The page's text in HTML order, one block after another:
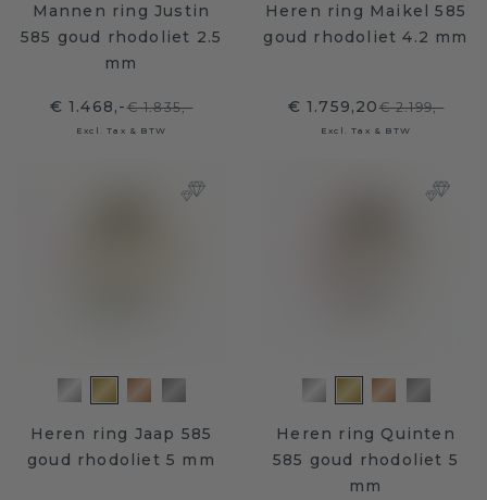
Mannen ring Justin
585 goud rhodoliet 2.5
mm
€ 1.468,-€ 1.835,-
Excl. Tax & BTW
Heren ring Maikel 585
goud rhodoliet 4.2 mm
€ 1.759,20€ 2.199,-
Excl. Tax & BTW
Heren ring Jaap 585
goud rhodoliet 5 mm
Heren ring Quinten
585 goud rhodoliet 5
mm